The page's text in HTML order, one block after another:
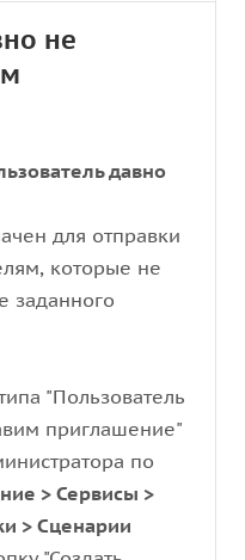
не
давно
для отправки
которые не
заданного
"Пользователь
приглашение"
по
> Сервисы >
> Сценарии